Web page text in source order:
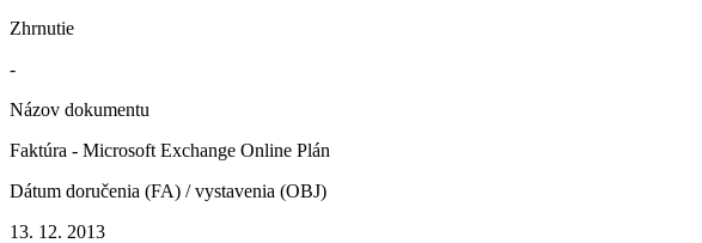
Zhrnutie
-
Názov dokumentu
Faktúra - Microsoft Exchange Online Plán
Dátum doručenia (FA) / vystavenia (OBJ)
13. 12. 2013